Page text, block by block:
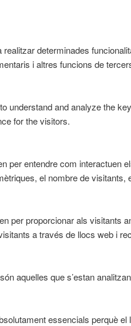
determinades
i altres funcions de
understand and analyze the
for the visitors.
per entendre com interactuen
el nombre de visitants,
per proporcionar als
a través de llocs web i
aquelles que s’estan
essencials perquè